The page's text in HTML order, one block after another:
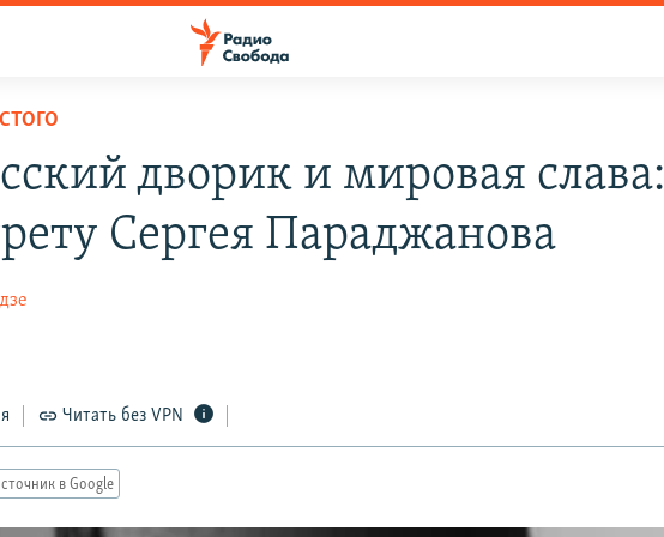
дворик и мировая слава:
Сергея Параджанова
Читать без VPN
в Google